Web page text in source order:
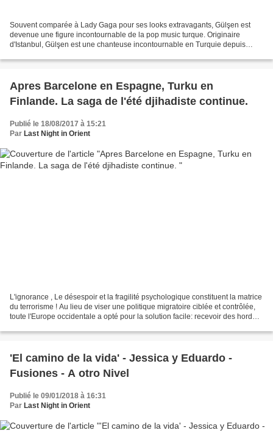
Souvent comparée à Lady Gaga pour ses looks extravagants, Gülşen est
devenue une figure incontournable de la pop music turque. Originaire
d'Istanbul, Gülşen est une chanteuse incontournable en Turquie depuis
Apres Barcelone en Espagne, Turku en
Finlande. La saga de l'été djihadiste continue.
Publié le 18/08/2017 à 15:21
Par Last Night in Orient
L'ignorance , Le désespoir et la fragilité psychologique constituent la matrice
du terrorisme ! Au lieu de viser une politique migratoire ciblée et contrôlée,
toute l'Europe occidentale a opté pour la solution facile: recevoir des hordes
'El camino de la vida' - Jessica y Eduardo -
Fusiones - A otro Nivel
Publié le 09/01/2018 à 16:31
Par Last Night in Orient